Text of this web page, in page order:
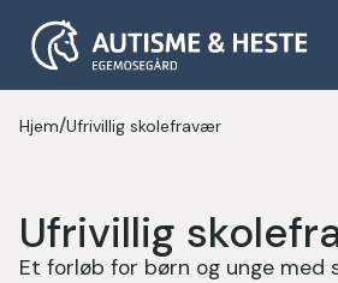
Hjem/Ufrivillig skolefravær
Ufrivillig
Et forløb for børn og unge med